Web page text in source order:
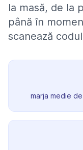
la masă, de la
până în
scanează
marja medie